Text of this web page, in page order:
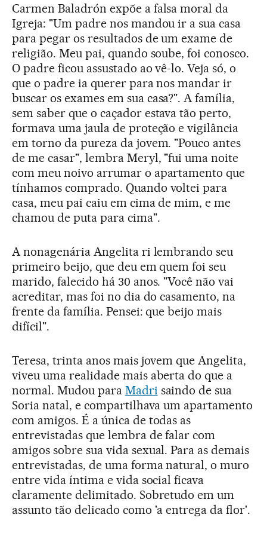
Carmen Baladrón expõe a falsa moral da
Igreja: "Um padre nos mandou ir a sua casa
para pegar os resultados de um exame de
religião. Meu pai, quando soube, foi conosco.
O padre ficou assustado ao vê-lo. Veja só, o
que o padre ia querer para nos mandar ir
buscar os exames em sua casa?". A família,
sem saber que o caçador estava tão perto,
formava uma jaula de proteção e vigilância
em torno da pureza da jovem. "Pouco antes
de me casar", lembra Meryl, "fui uma noite
com meu noivo arrumar o apartamento que
tínhamos comprado. Quando voltei para
casa, meu pai caiu em cima de mim, e me
chamou de puta para cima".
A nonagenária Angelita ri lembrando seu
primeiro beijo, que deu em quem foi seu
marido, falecido há 30 anos. "Você não vai
acreditar, mas foi no dia do casamento, na
frente da família. Pensei: que beijo mais
difícil".
Teresa, trinta anos mais jovem que Angelita,
viveu uma realidade mais aberta do que a
normal. Mudou para Madri saindo de sua
Soria natal, e compartilhava um apartamento
com amigos. É a única de todas as
entrevistadas que lembra de falar com
amigos sobre sua vida sexual. Para as demais
entrevistadas, de uma forma natural, o muro
entre vida íntima e vida social ficava
claramente delimitado. Sobretudo em um
assunto tão delicado como 'a entrega da flor'.